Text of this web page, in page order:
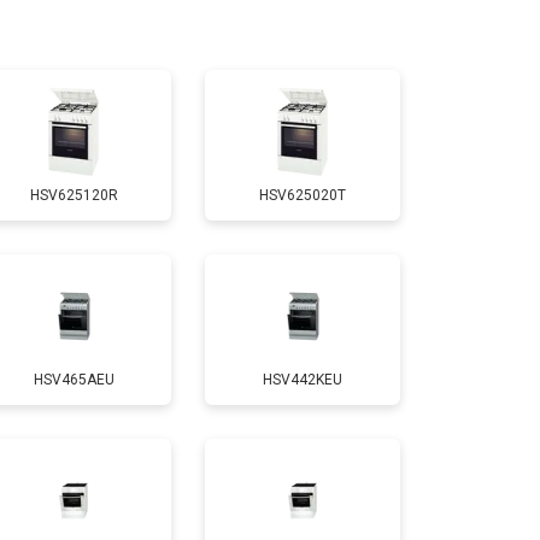
3000 ₽ Заказать
2750 ₽ Заказать
2590 ₽ Заказать
2600 ₽ Заказать
HSV625120R HSV625020T
HSV465AEU HSV442KEU